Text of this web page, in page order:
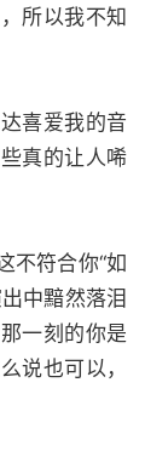
所以我不知
喜爱我的音
真的让人唏
不符合你“如
中黯然落泪
一刻的你是
说也可以，